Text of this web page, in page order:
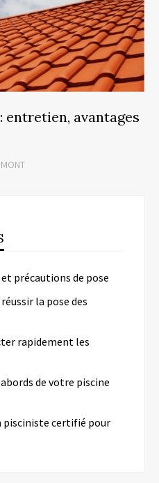
avantages
précautions de pose
la pose des
rapidement les
de votre piscine
pisciniste certifié pour